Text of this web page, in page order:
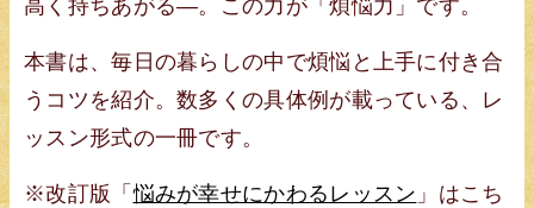
高く持ちあがる—。この力が「煩悩力」です。
本書は、毎日の暮らしの中で煩悩と上手に付き合
うコツを紹介。数多くの具体例が載っている、レ
ッスン形式の一冊です。
※改訂版「悩みが幸せにかわるレッスン 」はこち